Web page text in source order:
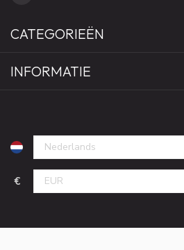
CATEGORIEËN
INFORMATIE
€